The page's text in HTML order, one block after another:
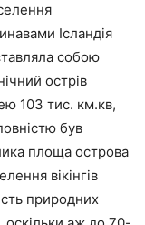
Ісландія
собою
острів
103 тис. км.кв,
був
площа острова
вікінгів
природних